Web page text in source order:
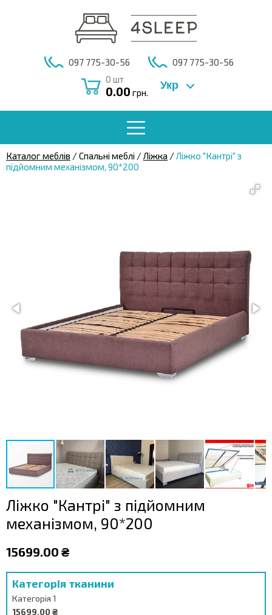
097 775-30-56
097 775-30-56
0 шт
0.00 грн.
Укр
Каталог меблів / Спальні меблі /Ліжка /Ліжко "Кантрі" з
підйомним механізмом, 90*200
Ліжко "Кантрі" з підйомним
механізмом, 90*200
15699.00 ₴
Категорія тканини
Категорія 1
15699.00 ₴